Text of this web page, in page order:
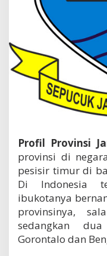
Profil Provinsi
provinsi di
pesisir timur di
Di Indonesia
ibukotanya
provinsinya,
sedangkan
Gorontalo dan